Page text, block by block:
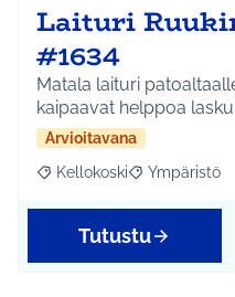
Laituri
#1634
Matala laituri
kaipaavat helppoa
Arvioitavana
Rajaa tulokset aihepiirin
Kellokoski Rajaa
Ympäristö
Tutustu